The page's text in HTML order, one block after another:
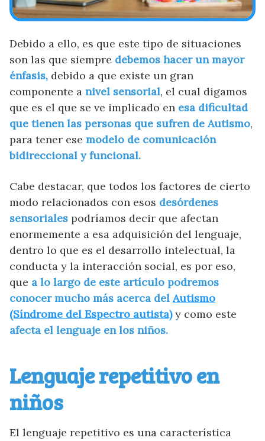
Debido a ello, es que este tipo de situaciones
son las que siempre debemos hacer un mayor
énfasis, debido a que existe un gran
componente a nivel sensorial, el cual digamos
que es el que se ve implicado en esa dificultad
que tienen las personas que sufren de Autismo,
para tener ese modelo de comunicación
bidireccional y funcional.
Cabe destacar, que todos los factores de cierto
modo relacionados con esos desórdenes
sensoriales podríamos decir que afectan
enormemente a esa adquisición del lenguaje,
dentro lo que es el desarrollo intelectual, la
conducta y la interacción social, es por eso,
que a lo largo de este artículo podremos
conocer mucho más acerca delAutismo
(Síndrome del Espectro autista)y como este
afecta el lenguaje en los niños.
Lenguaje repetitivo en
niños
El lenguaje repetitivo es una característica